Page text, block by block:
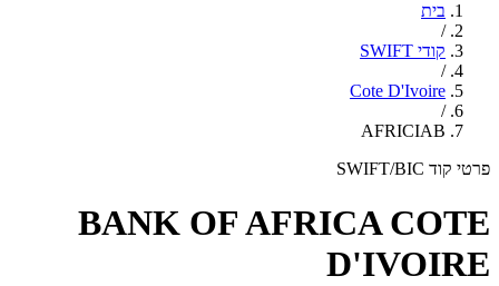
בית
/
קודי SWIFT
/
Cote D'Ivoire
/
AFRICIAB
פרטי קוד SWIFT/BIC
BANK OF AFRICA COTE
D'IVOIRE